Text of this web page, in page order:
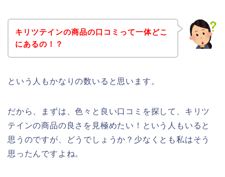
キリツテインの商品の口コミって一体どこ
にあるの！？
という人もかなりの数いると思います。
だから、まずは、色々と良い口コミを探して、キリツ
テインの商品の良さを見極めたい！という人もいると
思うのですが、どうでしょうか？少なくとも私はそう
思ったんですよね。